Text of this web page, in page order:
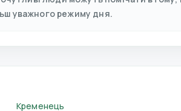
уважного режиму дня.
Кременець